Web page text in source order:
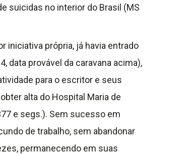
suicidas no interior do Brasil (MS
iniciativa própria, já havia entrado
provável da caravana acima),
para o escritor e seus
alta do Hospital Maria de
e segs.). Sem sucesso em
de trabalho, sem abandonar
permanecendo em suas